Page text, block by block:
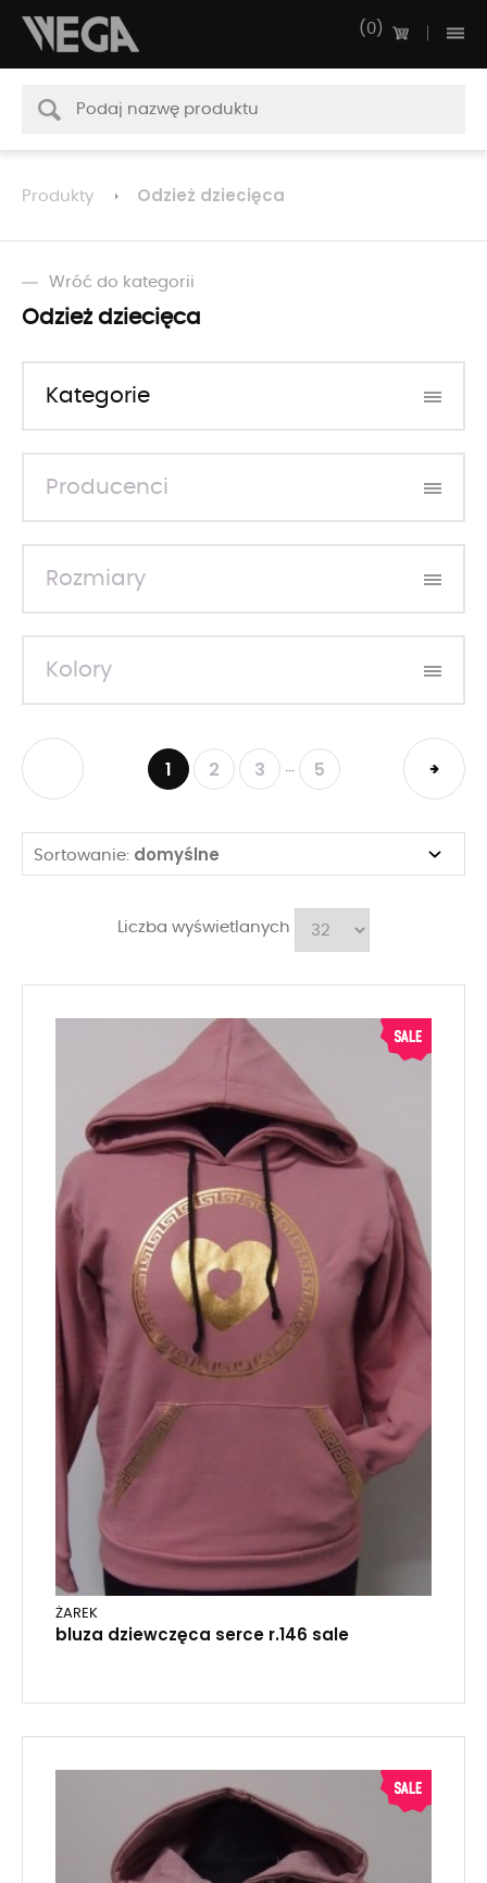
0
Produkty Odzież dziecięca
Wróć do kategorii
Odzież dziecięca
Kategorie
Producenci
Rozmiary
Kolory
1 2 3 5
Sortowanie: domyślne
Liczba wyświetlanych
ŻAREK
bluza dziewczęca serce r.146 sale